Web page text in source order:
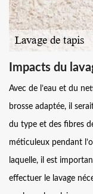
Impacts du
Avec de l’eau et du
brosse adaptée, il
du type et des fibres
méticuleux pendant
laquelle, il est
effectuer le lavage